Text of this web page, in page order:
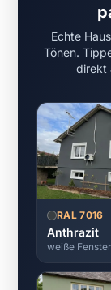
Echte
Tönen.
direkt
RAL 7016
Anthrazit
weiße Fenster